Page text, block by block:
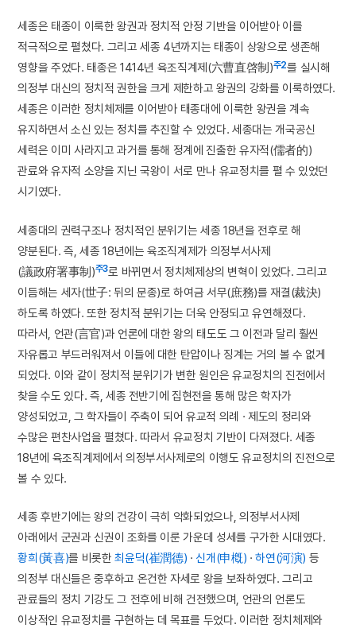
세종은 태종이 이룩한 왕권과 정치적 안정 기반을 이어받아 이를
적극적으로 펼쳤다. 그리고 세종 4년까지는 태종이 상왕으로 생존해
영향을 주었다. 태종은 1414년 육조직계제(六曹直啓制)주2를 실시해
의정부 대신의 정치적 권한을 크게 제한하고 왕권의 강화를 이룩하였다.
세종은 이러한 정치체제를 이어받아 태종대에 이룩한 왕권을 계속
유지하면서 소신 있는 정치를 추진할 수 있었다. 세종대는 개국공신
세력은 이미 사라지고 과거를 통해 정계에 진출한 유자적(儒者的)
관료와 유자적 소양을 지닌 국왕이 서로 만나 유교정치를 펼 수 있었던
시기였다.
세종대의 권력구조나 정치적인 분위기는 세종 18년을 전후로 해
양분된다. 즉, 세종 18년에는 육조직계제가 의정부서사제
(議政府署事制)주3로 바뀌면서 정치체제상의 변혁이 있었다. 그리고
이듬해는 세자(世子: 뒤의 문종)로 하여금 서무(庶務)를 재결(裁決)
하도록 하였다. 또한 정치적 분위기는 더욱 안정되고 유연해졌다.
따라서, 언관(言官)과 언론에 대한 왕의 태도도 그 이전과 달리 훨씬
자유롭고 부드러워져서 이들에 대한 탄압이나 징계는 거의 볼 수 없게
되었다. 이와 같이 정치적 분위기가 변한 원인은 유교정치의 진전에서
찾을 수도 있다. 즉, 세종 전반기에 집현전을 통해 많은 학자가
양성되었고, 그 학자들이 주축이 되어 유교적 의례 · 제도의 정리와
수많은 편찬사업을 펼쳤다. 따라서 유교정치 기반이 다져졌다. 세종
18년에 육조직계제에서 의정부서사제로의 이행도 유교정치의 진전으로
볼 수 있다.
세종 후반기에는 왕의 건강이 극히 악화되었으나, 의정부서사제
아래에서 군권과 신권이 조화를 이룬 가운데 성세를 구가한 시대였다.
황희(黃喜)를 비롯한최윤덕(崔潤德) · 신개(申槪) ·하연(河演) 등
의정부 대신들은 중후하고 온건한 자세로 왕을 보좌하였다. 그리고
관료들의 정치 기강도 그 전후에 비해 건전했으며, 언관의 언론도
이상적인 유교정치를 구현하는 데 목표를 두었다. 이러한 정치체제와